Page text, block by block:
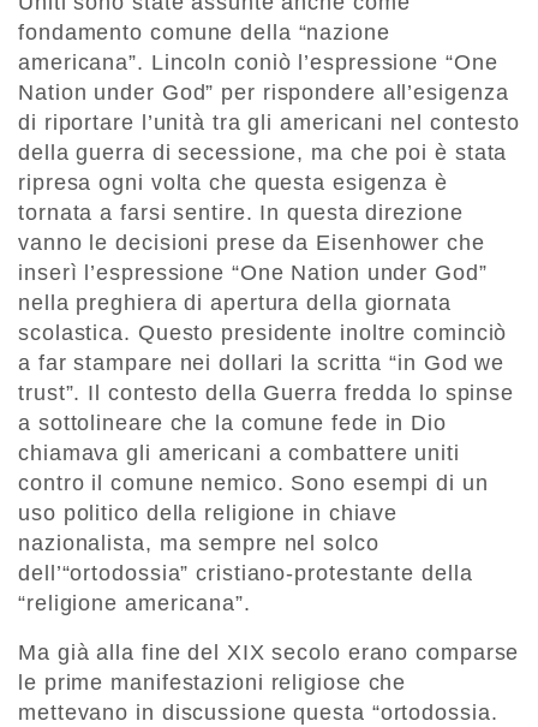
fondamento comune della “nazione
americana”. Lincoln coniò l’espressione “One
Nation under God” per rispondere all’esigenza
di riportare l’unità tra gli americani nel contesto
della guerra di secessione, ma che poi è stata
ripresa ogni volta che questa esigenza è
tornata a farsi sentire. In questa direzione
vanno le decisioni prese da Eisenhower che
inserì l’espressione “One Nation under God”
nella preghiera di apertura della giornata
scolastica. Questo presidente inoltre cominciò
a far stampare nei dollari la scritta “in God we
trust”. Il contesto della Guerra fredda lo spinse
a sottolineare che la comune fede in Dio
chiamava gli americani a combattere uniti
contro il comune nemico. Sono esempi di un
uso politico della religione in chiave
nazionalista, ma sempre nel solco
dell’“ortodossia” cristiano-protestante della
“religione americana”.
Ma già alla fine del XIX secolo erano comparse
le prime manifestazioni religiose che
mettevano in discussione questa “ortodossia.